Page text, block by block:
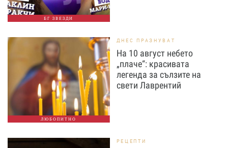
БГ ЗВЕЗДИ
ЛЮБОПИТНО
ДНЕС ПРАЗНУВАТ
На 10 август небето
„плаче“: красивата
легенда за сълзите на
свети Лаврентий
РЕЦЕПТИ